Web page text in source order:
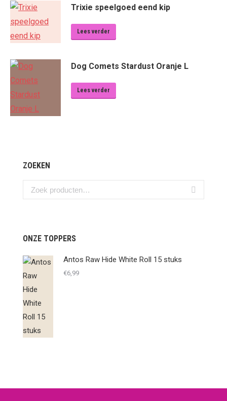
Trixie speelgoed eend kip
Lees verder
Dog Comets Stardust Oranje L
Lees verder
ZOEKEN
ONZE TOPPERS
Antos Raw Hide White Roll 15 stuks
€6,99